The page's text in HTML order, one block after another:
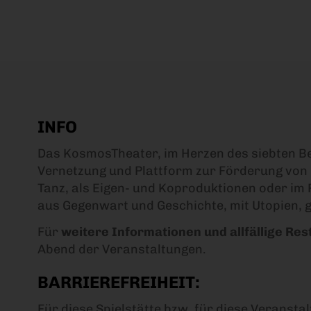
INFO
Das KosmosTheater, im Herzen des
Vernetzung und Plattform zur Förderung
Tanz, als Eigen- und Koproduktionen oder
aus Gegenwart und Geschichte, mit
Für weitere Informationen und allfällige
Abend der Veranstaltungen.
BARRIEREFREIHEIT: